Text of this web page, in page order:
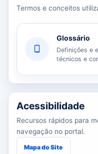
Termos e conceitos
Glossário
Definições e
técnicos e
Acessibilidade
Recursos rápidos para
navegação no portal.
Mapa do Site